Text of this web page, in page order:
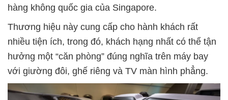
hàng không quốc gia của Singapore.
Thương hiệu này cung cấp cho hành khách rất
nhiều tiện ích, trong đó, khách hạng nhất có thể tận
hưởng một “căn phòng” đúng nghĩa trên máy bay
với giường đôi, ghế riêng và TV màn hình phẳng.